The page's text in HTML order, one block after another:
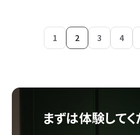
1 2 3 4
まずは体験してく